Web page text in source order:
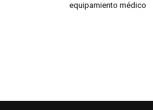
equipamiento médico